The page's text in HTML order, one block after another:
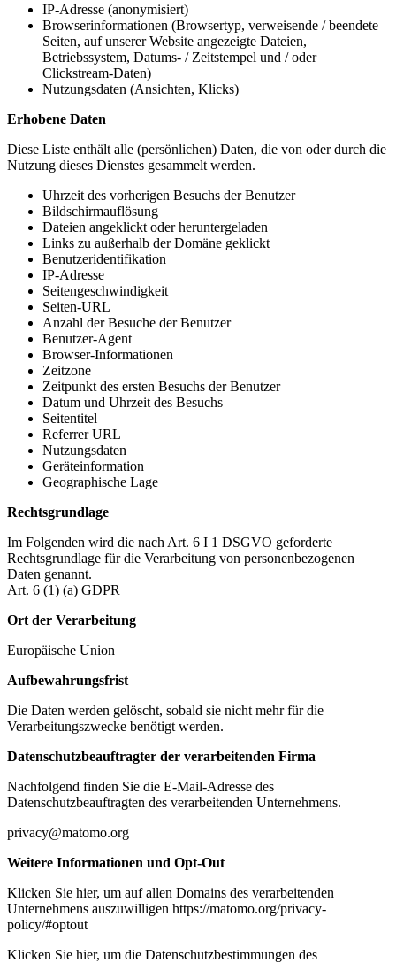
IP-Adresse (anonymisiert)
Browserinformationen (Browsertyp, verweisende / beendete
Seiten, auf unserer Website angezeigte Dateien,
Betriebssystem, Datums- / Zeitstempel und / oder
Clickstream-Daten)
Nutzungsdaten (Ansichten, Klicks)
Erhobene Daten
Diese Liste enthält alle (persönlichen) Daten, die von oder durch die
Nutzung dieses Dienstes gesammelt werden.
Uhrzeit des vorherigen Besuchs der Benutzer
Bildschirmauflösung
Dateien angeklickt oder heruntergeladen
Links zu außerhalb der Domäne geklickt
Benutzeridentifikation
IP-Adresse
Seitengeschwindigkeit
Seiten-URL
Anzahl der Besuche der Benutzer
Benutzer-Agent
Browser-Informationen
Zeitzone
Zeitpunkt des ersten Besuchs der Benutzer
Datum und Uhrzeit des Besuchs
Seitentitel
Referrer URL
Nutzungsdaten
Geräteinformation
Geographische Lage
Rechtsgrundlage
Im Folgenden wird die nach Art. 6 I 1 DSGVO geforderte
Rechtsgrundlage für die Verarbeitung von personenbezogenen
Daten genannt.
Art. 6 (1) (a) GDPR
Ort der Verarbeitung
Europäische Union
Aufbewahrungsfrist
Die Daten werden gelöscht, sobald sie nicht mehr für die
Verarbeitungszwecke benötigt werden.
Datenschutzbeauftragter der verarbeitenden Firma
Nachfolgend finden Sie die E-Mail-Adresse des
Datenschutzbeauftragten des verarbeitenden Unternehmens.
privacy@matomo.org
Weitere Informationen und Opt-Out
Klicken Sie hier, um auf allen Domains des verarbeitenden
Unternehmens auszuwilligen https://matomo.org/privacy-
policy/#optout
Klicken Sie hier, um die Datenschutzbestimmungen des